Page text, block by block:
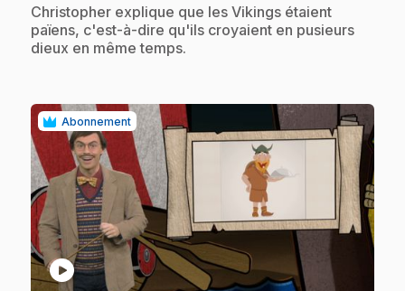
.Christopher explique que les Vikings étaient
païens, c'est-à-dire qu'ils croyaient en pusieurs
dieux en même temps.
Abonnement
play_circle